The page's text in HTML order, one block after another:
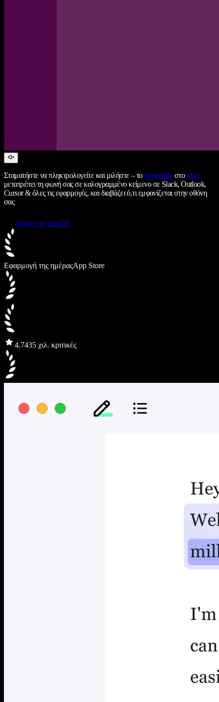
Σταματήστε να πληκτρολογείτε και μιλήστε – το SpeechifyστοMac
μετατρέπει τη φωνή σας σε καλογραμμένο κείμενο σε Slack, Outlook,
Cursor & όλες τις εφαρμογές, και διαβάζει ό,τι εμφανίζεται στην οθόνη
σας
Λήψη για macOS
Εφαρμογή της ημέραςApp Store
4.7435 χιλ. κριτικές